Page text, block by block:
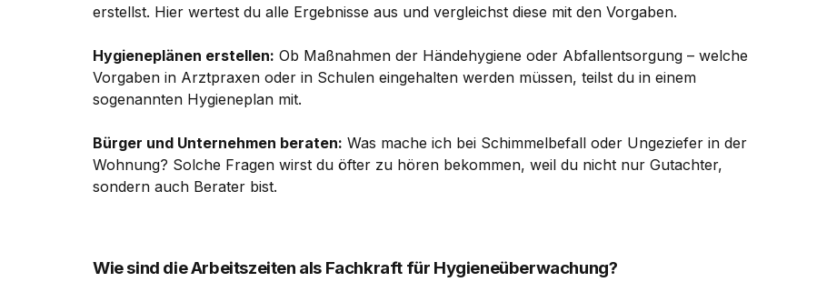
erstellst. Hier wertest du alle Ergebnisse aus und vergleichst diese mit den Vorgaben.
Hygieneplänen erstellen: Ob Maßnahmen der Händehygiene oder Abfallentsorgung – welche
Vorgaben in Arztpraxen oder in Schulen eingehalten werden müssen, teilst du in einem
sogenannten Hygieneplan mit.
Bürger und Unternehmen beraten: Was mache ich bei Schimmelbefall oder Ungeziefer in der
Wohnung? Solche Fragen wirst du öfter zu hören bekommen, weil du nicht nur Gutachter,
sondern auch Berater bist.
Wie sind die Arbeitszeiten als Fachkraft für Hygieneüberwachung?